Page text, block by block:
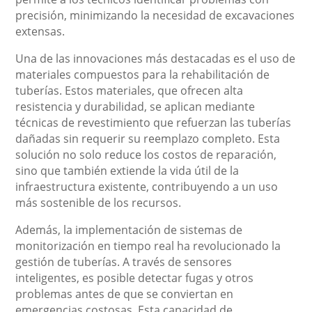
precisión, minimizando la necesidad de excavaciones
extensas.
Una de las innovaciones más destacadas es el uso de
materiales compuestos para la rehabilitación de
tuberías. Estos materiales, que ofrecen alta
resistencia y durabilidad, se aplican mediante
técnicas de revestimiento que refuerzan las tuberías
dañadas sin requerir su reemplazo completo. Esta
solución no solo reduce los costos de reparación,
sino que también extiende la vida útil de la
infraestructura existente, contribuyendo a un uso
más sostenible de los recursos.
Además, la implementación de sistemas de
monitorización en tiempo real ha revolucionado la
gestión de tuberías. A través de sensores
inteligentes, es posible detectar fugas y otros
problemas antes de que se conviertan en